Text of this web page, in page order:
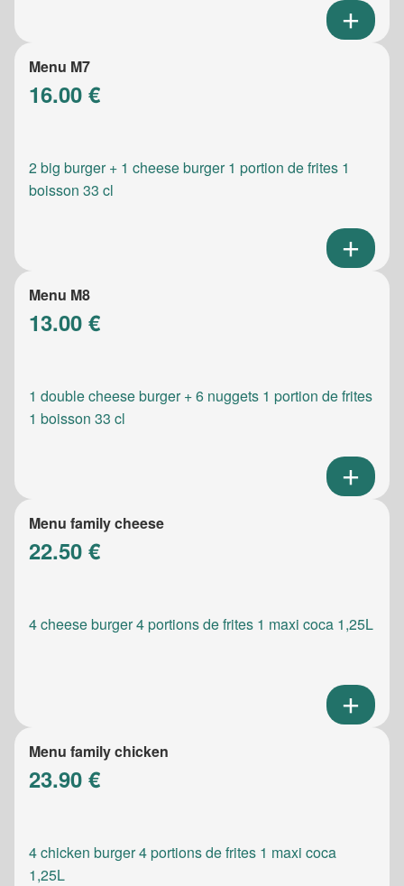
Menu M7
16.00 €
2 big burger + 1 cheese burger 1 portion de frites 1
boisson 33 cl
Menu M8
13.00 €
1 double cheese burger + 6 nuggets 1 portion de frites
1 boisson 33 cl
Menu family cheese
22.50 €
4 cheese burger 4 portions de frites 1 maxi coca 1,25L
Menu family chicken
23.90 €
4 chicken burger 4 portions de frites 1 maxi coca
1,25L